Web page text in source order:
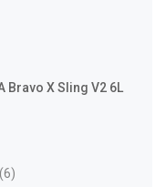
Bravo X Sling V2 6L
(6)